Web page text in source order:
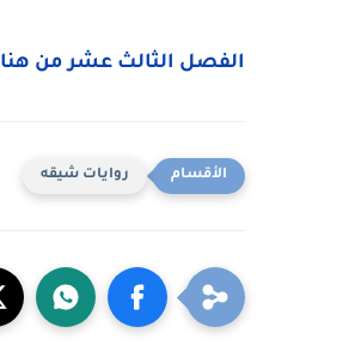
الفصل الثالث عشر من هنا
روايات شيقه